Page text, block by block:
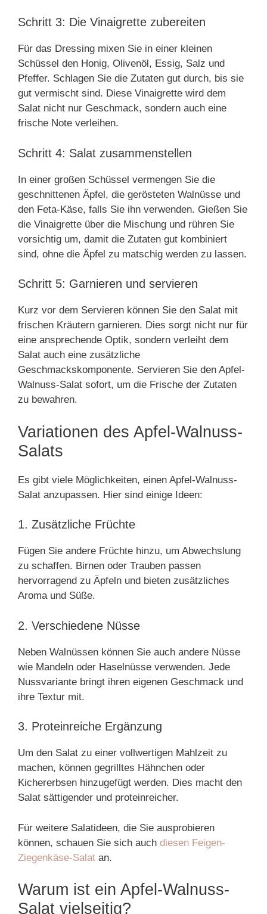
Schritt 3: Die Vinaigrette zubereiten
Für das Dressing mixen Sie in einer kleinen
Schüssel den Honig, Olivenöl, Essig, Salz und
Pfeffer. Schlagen Sie die Zutaten gut durch, bis sie
gut vermischt sind. Diese Vinaigrette wird dem
Salat nicht nur Geschmack, sondern auch eine
frische Note verleihen.
Schritt 4: Salat zusammenstellen
In einer großen Schüssel vermengen Sie die
geschnittenen Äpfel, die gerösteten Walnüsse und
den Feta-Käse, falls Sie ihn verwenden. Gießen Sie
die Vinaigrette über die Mischung und rühren Sie
vorsichtig um, damit die Zutaten gut kombiniert
sind, ohne die Äpfel zu matschig werden zu lassen.
Schritt 5: Garnieren und servieren
Kurz vor dem Servieren können Sie den Salat mit
frischen Kräutern garnieren. Dies sorgt nicht nur für
eine ansprechende Optik, sondern verleiht dem
Salat auch eine zusätzliche
Geschmackskomponente. Servieren Sie den Apfel-
Walnuss-Salat sofort, um die Frische der Zutaten
zu bewahren.
Variationen des Apfel-Walnuss-
Salats
Es gibt viele Möglichkeiten, einen Apfel-Walnuss-
Salat anzupassen. Hier sind einige Ideen:
1. Zusätzliche Früchte
Fügen Sie andere Früchte hinzu, um Abwechslung
zu schaffen. Birnen oder Trauben passen
hervorragend zu Äpfeln und bieten zusätzliches
Aroma und Süße.
2. Verschiedene Nüsse
Neben Walnüssen können Sie auch andere Nüsse
wie Mandeln oder Haselnüsse verwenden. Jede
Nussvariante bringt ihren eigenen Geschmack und
ihre Textur mit.
3. Proteinreiche Ergänzung
Um den Salat zu einer vollwertigen Mahlzeit zu
machen, können gegrilltes Hähnchen oder
Kichererbsen hinzugefügt werden. Dies macht den
Salat sättigender und proteinreicher.
Für weitere Salatideen, die Sie ausprobieren
können, schauen Sie sich auch diesen Feigen-
Ziegenkäse-Salat an.
Warum ist ein Apfel-Walnuss-
Salat vielseitig?